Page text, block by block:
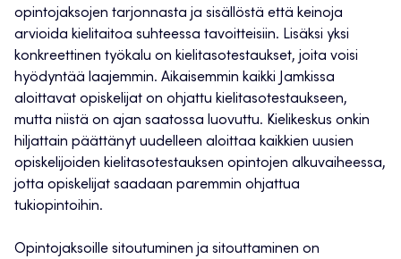
opintojaksojen tarjonnasta ja sisällöstä että keinoja
arvioida kielitaitoa suhteessa tavoitteisiin. Lisäksi yksi
konkreettinen työkalu on kielitasotestaukset, joita voisi
hyödyntää laajemmin. Aikaisemmin kaikki Jamkissa
aloittavat opiskelijat on ohjattu kielitasotestaukseen,
mutta niistä on ajan saatossa luovuttu. Kielikeskus onkin
hiljattain päättänyt uudelleen aloittaa kaikkien uusien
opiskelijoiden kielitasotestauksen opintojen alkuvaiheessa,
jotta opiskelijat saadaan paremmin ohjattua
tukiopintoihin.
Opintojaksoille sitoutuminen ja sitouttaminen on